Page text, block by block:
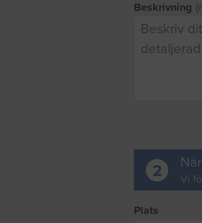
Beskrivning
2 Vi
Plats